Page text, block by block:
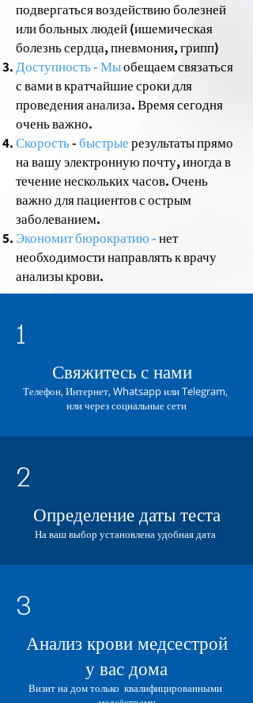
подвергаться воздействию болезней
или больных людей (ишемическая
болезнь сердца, пневмония, грипп)
Доступность - Мыобещаем связаться
с вами в кратчайшие сроки для
проведения анализа. Время сегодня
очень важно.
Скорость-быстрыерезультаты прямо
на вашу электронную почту, иногда в
течение нескольких часов. Очень
важно для пациентов с острым
заболеванием.
Экономит бюрократию -нет
необходимости направлять к врачу
анализы крови.
1
Свяжитесь с нами
Телефон, Интернет, Whatsapp или Telegram,
или через социальные сети
2
Определение даты теста
На ваш выбор установлена удобная дата
3
Анализ крови медсестрой
у вас дома
Визит на дом только квалифицированными